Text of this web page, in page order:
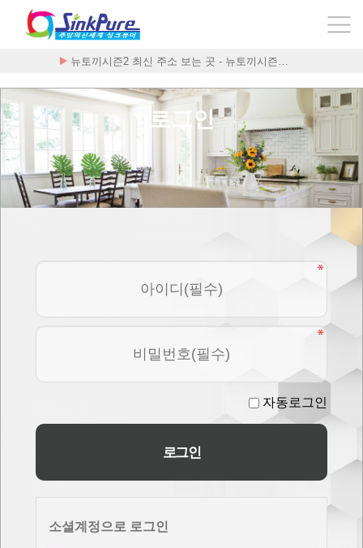
뉴토끼시즌2 최신 주소 보는 곳 - 뉴토끼시즌…
로그인
자동로그인
소셜계정으로 로그인